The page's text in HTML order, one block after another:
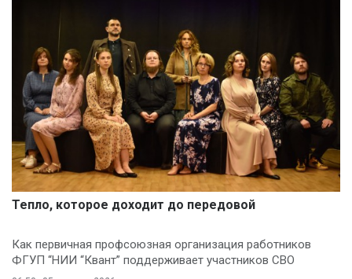
Тепло, которое доходит до передовой
Как первичная профсоюзная организация работников
ФГУП “НИИ “Квант” поддерживает участников СВО